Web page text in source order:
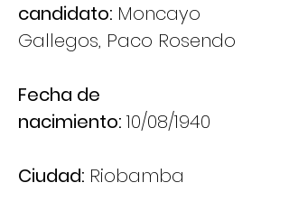
candidato: Moncayo
Gallegos, Paco Rosendo
Fecha de
nacimiento: 10/08/1940
Ciudad: Riobamba